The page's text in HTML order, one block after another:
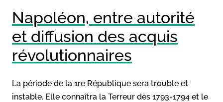
Napoléon, entre autorité
et diffusion des acquis
révolutionnaires
La période de la 1re République sera trouble et
instable. Elle connaîtra la Terreur dès 1793-1794 et le